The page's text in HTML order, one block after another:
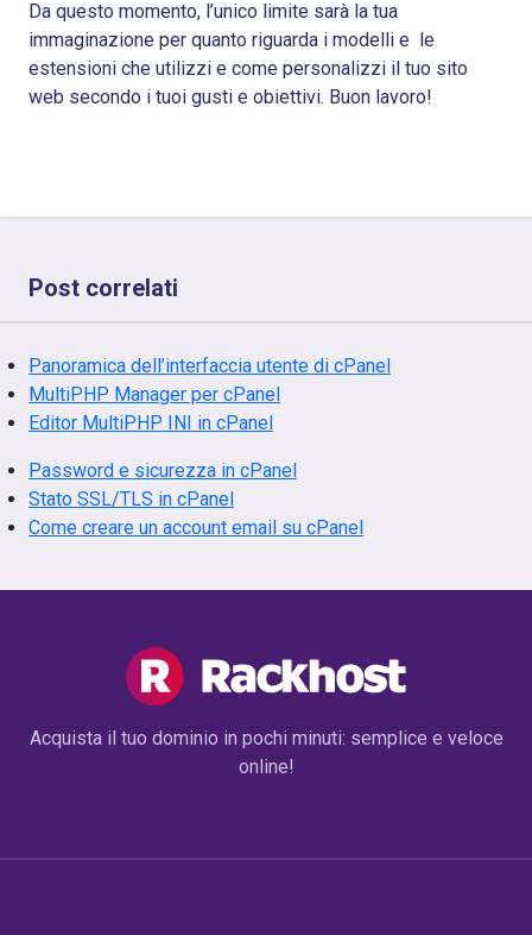
Da questo momento, l’unico limite sarà la tua
immaginazione per quanto riguarda i modelli e le
estensioni che utilizzi e come personalizzi il tuo sito
web secondo i tuoi gusti e obiettivi. Buon lavoro!
Post correlati
Panoramica dell’interfaccia utente di cPanel
MultiPHP Manager per cPanel
Editor MultiPHP INI in cPanel
Password e sicurezza in cPanel
Stato SSL/TLS in cPanel
Come creare un account email su cPanel
Acquista il tuo dominio in pochi minuti: semplice e veloce
online!